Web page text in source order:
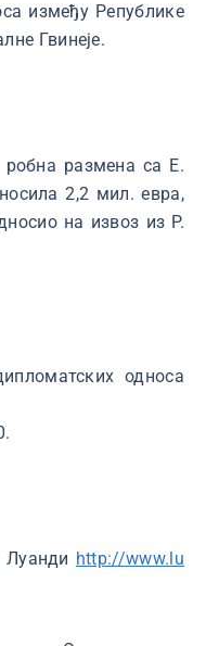
између Републике
Гвинеје.
размена са Е.
2,2 мил. евра,
на извоз из Р.
односа
Луанди http://www.lu